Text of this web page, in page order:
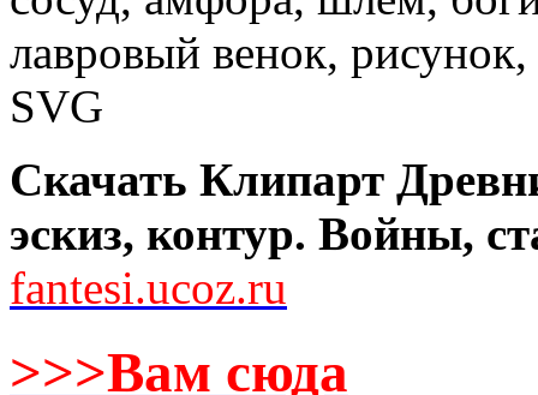
Скачать Клипарт
эскиз, контур. Войны,
fantesi.ucoz.ru
>>>Вам сюда